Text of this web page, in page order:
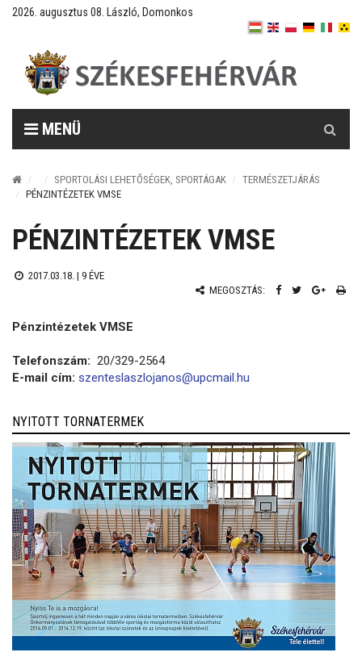
2026. augusztus 08. László, Domonkos
MENÜ
SPORTOLÁSI LEHETŐSÉGEK, SPORTÁGAK
TERMÉSZETJÁRÁS
PÉNZINTÉZETEK VMSE
PÉNZINTÉZETEK VMSE
2017.03.18. | 9 ÉVE
MEGOSZTÁS:
Pénzintézetek VMSE
Telefonszám: 20/329-2564
E-mail cím: szenteslaszlojanos@upcmail.hu
NYITOTT TORNATERMEK